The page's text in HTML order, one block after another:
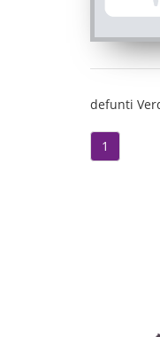
defunti
1